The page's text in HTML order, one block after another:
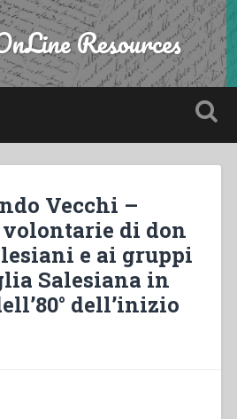
Resources
Vecchi –
di don
e ai gruppi
Salesiana in
dell’inizio